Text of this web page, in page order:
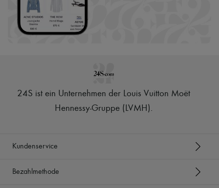
24S ist ein Unternehmen der Louis Vuitton Moët
Hennessy-Gruppe (LVMH).
Kundenservice
Bezahlmethode